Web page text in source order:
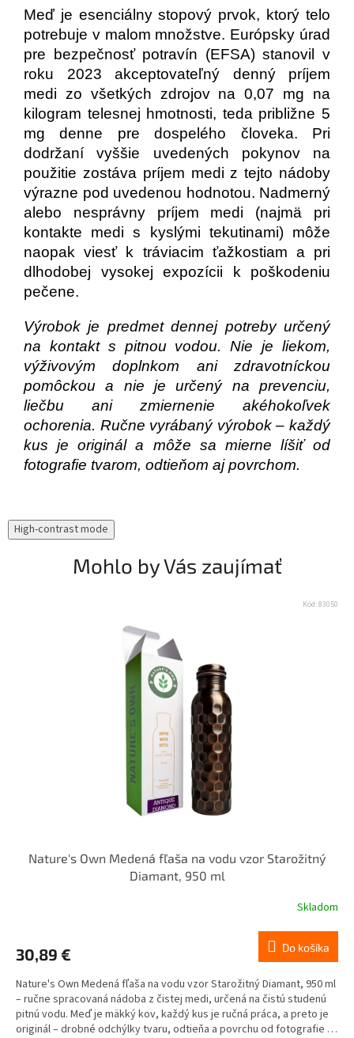
Meď je esenciálny stopový prvok, ktorý telo
potrebuje v malom množstve. Európsky úrad
pre bezpečnosť potravín (EFSA) stanovil v
roku 2023 akceptovateľný denný príjem
medi zo všetkých zdrojov na 0,07 mg na
kilogram telesnej hmotnosti, teda približne 5
mg denne pre dospelého človeka. Pri
dodržaní vyššie uvedených pokynov na
použitie zostáva príjem medi z tejto nádoby
výrazne pod uvedenou hodnotou. Nadmerný
alebo nesprávny príjem medi (najmä pri
kontakte medi s kyslými tekutinami) môže
naopak viesť k tráviacim ťažkostiam a pri
dlhodobej vysokej expozícii k poškodeniu
pečene.
Výrobok je predmet dennej potreby určený
na kontakt s pitnou vodou. Nie je liekom,
výživovým doplnkom ani zdravotníckou
pomôckou a nie je určený na prevenciu,
liečbu ani zmiernenie akéhokoľvek
ochorenia. Ručne vyrábaný výrobok – každý
kus je originál a môže sa mierne líšiť od
fotografie tvarom, odtieňom aj povrchom.
High-contrast mode
Mohlo by Vás zaujímať
Nature's Own Medená fľaša na vodu vzor Starožitný
Diamant, 950 ml
Skladom
30,89 € Do košíka
Nature's Own Medená fľaša na vodu vzor Starožitný Diamant, 950 ml
– ručne spracovaná nádoba z čistej medi, určená na čistú studenú
pitnú vodu. Meď je mäkký kov, každý kus je ručná práca, a preto je
originál – drobné odchýlky tvaru, odtieňa a povrchu od fotografie sú
Kód:83050